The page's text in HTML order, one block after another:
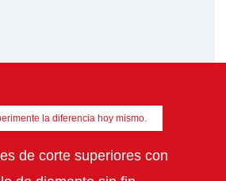
la diferencia hoy mismo.
de corte superiores con